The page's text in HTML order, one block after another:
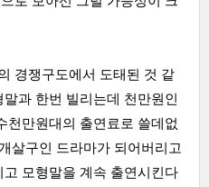
경쟁구도에서 도태된 것 같
과 한번 빌리는데 천만원인
천만원대의 출연료로 쓸데없
살구인 드라마가 되어버리고
모형말을 계속 출연시킨다